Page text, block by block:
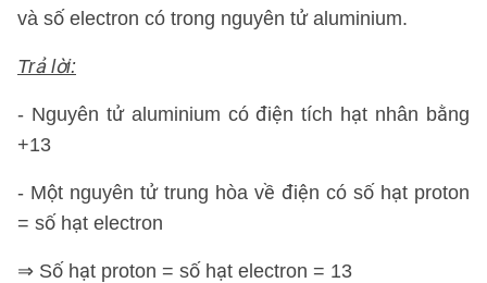
và số electron có trong nguyên tử aluminium.
Trả lời:
- Nguyên tử aluminium có điện tích hạt nhân bằng
+13
- Một nguyên tử trung hòa về điện có số hạt proton
= số hạt electron
⇒ Số hạt proton = số hạt electron = 13